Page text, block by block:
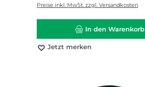
Preise inkl. MwSt. zzgl. Versandkosten
In den Warenkorb
Jetzt merken